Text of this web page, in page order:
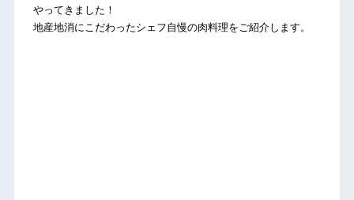
やってきました！
地産地消にこだわったシェフ自慢の肉料理をご紹介します。